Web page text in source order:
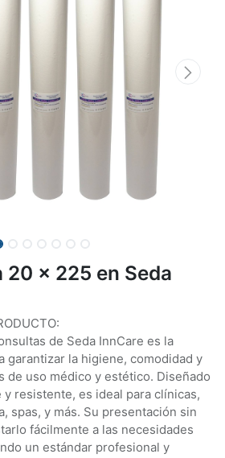
20 x 225 en Seda
de Seda InnCare es la
garantizar la higiene, comodidad y
de uso médico y estético. Diseñado
resistente, es ideal para clínicas,
spas, y más. Su presentación sin
fácilmente a las necesidades
un estándar profesional y